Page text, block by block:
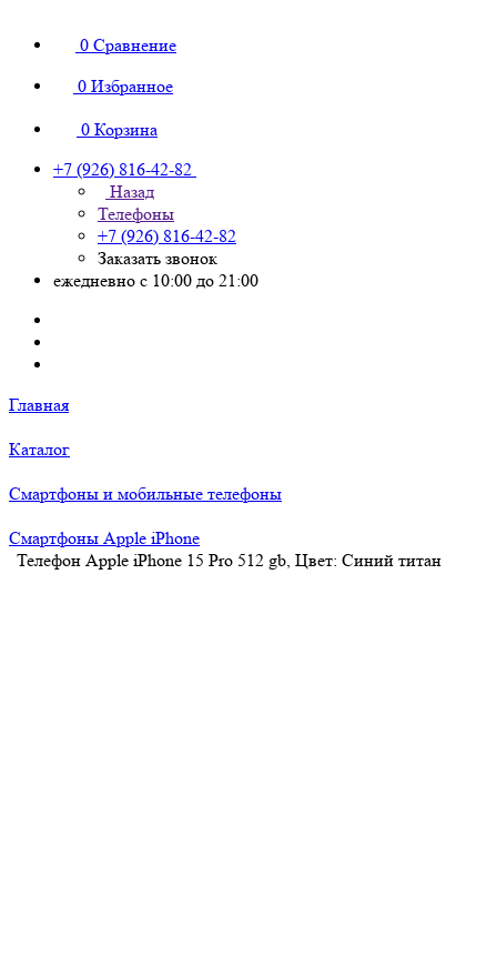
0 Сравнение
0 Избранное
0 Корзина
+7 (926) 816-42-82
Назад
Телефоны
+7 (926) 816-42-82
Заказать звонок
ежедневно с 10:00 до 21:00
Главная
Каталог
Смартфоны и мобильные телефоны
Смартфоны Apple iPhone
Телефон Apple iPhone 15 Pro 512 gb, Цвет: Синий титан